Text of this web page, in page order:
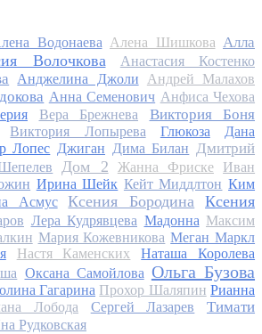
Водонаева Алена Шишкова Алла
Волочкова Анастасия Костенко
Анджелина Джоли
Андрей Малахов
Анна Семенович Анфиса Чехова
Вера Брежнева Виктория Боня
Виктория Лопырева Глюкоза
Дана
Лопес Джиган Дима Билан Дмитрий
Дом 2 Жанна Фриске
Иван
Ирина Шейк Кейт Миддлтон Ким
Асмус Ксения Бородина
Ксения
Лера Кудрявцева Мадонна Максим
Мария Кожевникова Меган Маркл
Настя Каменских
Наташа Королева
Оксана Самойлова Ольга Бузова
Гагарина Прохор Шаляпин Рианна
Лобода Сергей Лазарев
Тимати
Рудковская